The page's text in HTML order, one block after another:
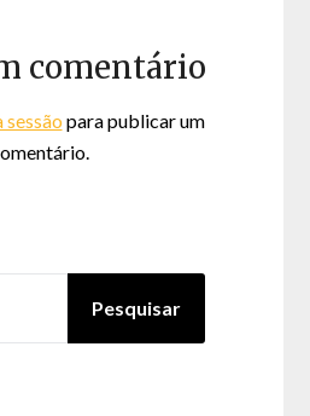
comentário
sessão para publicar um
Pesquisar